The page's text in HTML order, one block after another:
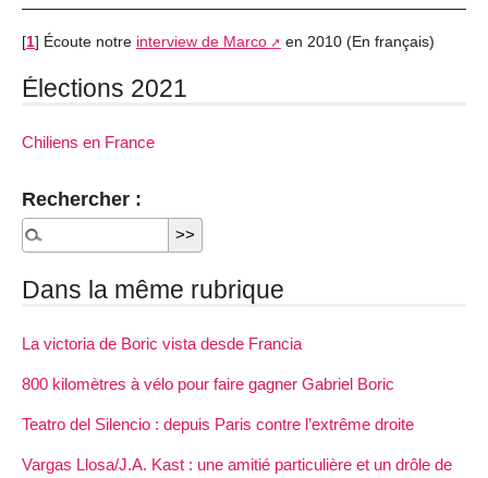
[1] Écoute notre interview de Marco en 2010 (En français)
Élections 2021
Chiliens en France
Rechercher :
Dans la même rubrique
La victoria de Boric vista desde Francia
800 kilomètres à vélo pour faire gagner Gabriel Boric
Teatro del Silencio : depuis Paris contre l’extrême droite
Vargas Llosa/J.A. Kast : une amitié particulière et un drôle de